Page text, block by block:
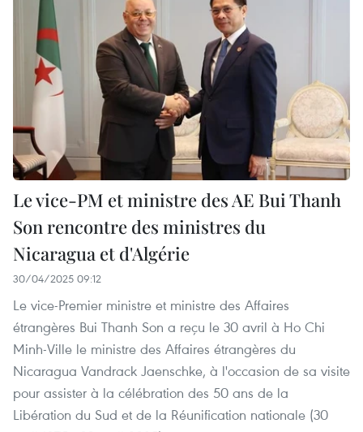
Le vice-PM et ministre des AE Bui Thanh
Son rencontre des ministres du
Nicaragua et d'Algérie
30/04/2025 09:12
Le vice-Premier ministre et ministre des Affaires
étrangères Bui Thanh Son a reçu le 30 avril à Ho Chi
Minh-Ville le ministre des Affaires étrangères du
Nicaragua Vandrack Jaenschke, à l'occasion de sa visite
pour assister à la célébration des 50 ans de la
Libération du Sud et de la Réunification nationale (30